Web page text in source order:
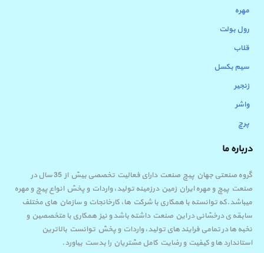
مهره
رول بولت
قلاب
سیم بکسل
زنجیر
واشر
پرچ
درباره ما
گروه صنعتی جهان پیچ صنعت دارای فعالیت تخصصی بیش از 35 سال در
صنعت پیچ و مهره ایران زمین درزمینه تولید، واردات و پخش انواع پیچ و مهره
میباشد.که توانسته با همکاری با شرکت ها، کارخانجات و سازمان های مختلف
سابقه ی درخشانی در این صنعت داشته باشد و نیز همکاری با متخصصین و
نخبه ها در تمامی فرایند های تولید، واردات و پخش توانست بالاترین
استاندارد ها و کیفیت و رضایت کامل مشتریان را بدست بیاورد.